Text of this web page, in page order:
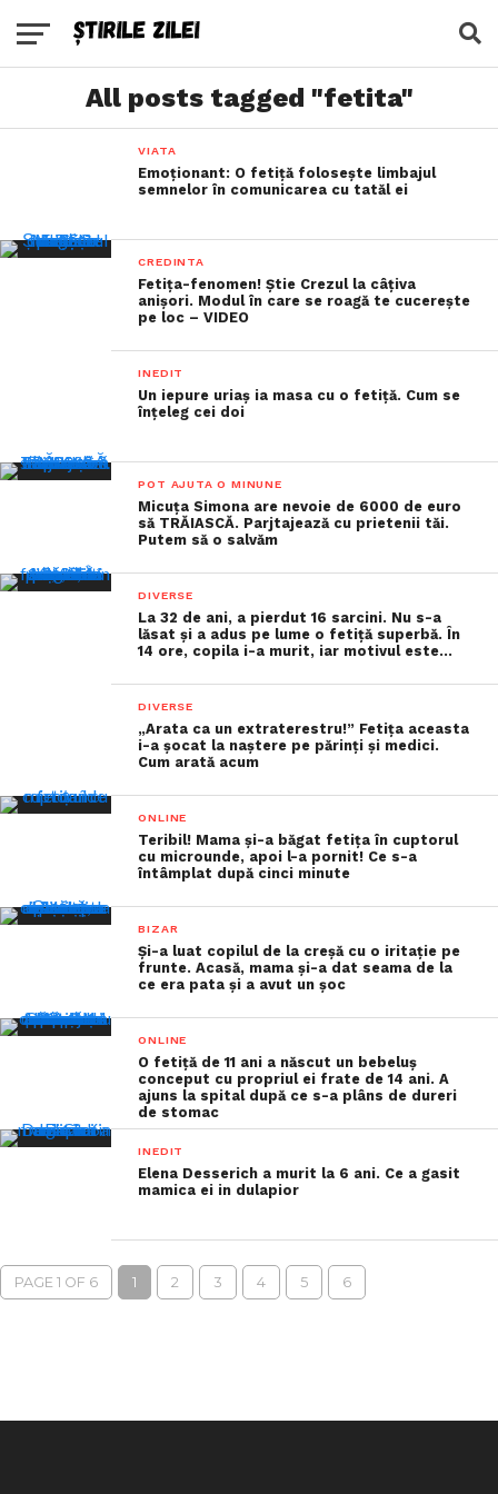
All posts tagged "fetita"
VIATA
Emoționant: O fetiță folosește limbajul
semnelor în comunicarea cu tatăl ei
CREDINTA
Fetița-fenomen! Știe Crezul la câțiva
anișori. Modul în care se roagă te cucerește
pe loc – VIDEO
INEDIT
Un iepure uriaș ia masa cu o fetiță. Cum se
înțeleg cei doi
POT AJUTA O MINUNE
Micuța Simona are nevoie de 6000 de euro
să TRĂIASCĂ. Parjtajează cu prietenii tăi.
Putem să o salvăm
DIVERSE
La 32 de ani, a pierdut 16 sarcini. Nu s-a
lăsat și a adus pe lume o fetiță superbă. În
14 ore, copila i-a murit, iar motivul este…
DIVERSE
„Arata ca un extraterestru!” Fetița aceasta
i-a șocat la naștere pe părinți și medici.
Cum arată acum
ONLINE
Teribil! Mama și-a băgat fetița în cuptorul
cu microunde, apoi l-a pornit! Ce s-a
întâmplat după cinci minute
BIZAR
Și-a luat copilul de la creșă cu o iritație pe
frunte. Acasă, mama și-a dat seama de la
ce era pata și a avut un șoc
ONLINE
O fetiță de 11 ani a născut un bebeluș
conceput cu propriul ei frate de 14 ani. A
ajuns la spital după ce s-a plâns de dureri
de stomac
INEDIT
Elena Desserich a murit la 6 ani. Ce a gasit
mamica ei in dulapior
PAGE 1 OF 6 1 2 3 4 5 6